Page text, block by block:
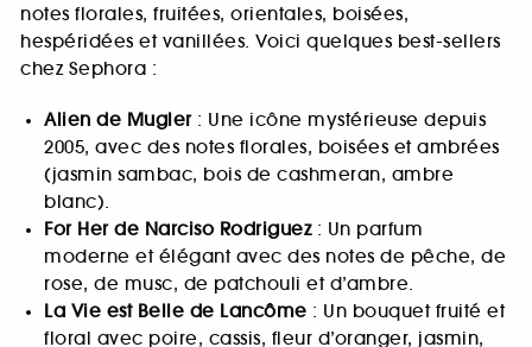
notes florales, fruitées, orientales, boisées,
hespéridées et vanillées. Voici quelques best-sellers
chez Sephora :
Alien de Mugler: Une icône mystérieuse depuis
2005, avec des notes florales, boisées et ambrées
(jasmin sambac, bois de cashmeran, ambre
blanc).
For Her de Narciso Rodriguez: Un parfum
moderne et élégant avec des notes de pêche, de
rose, de musc, de patchouli et d’ambre.
La Vie est Belle de Lancôme : Un bouquet fruité et
floral avec poire, cassis, fleur d’oranger, jasmin,